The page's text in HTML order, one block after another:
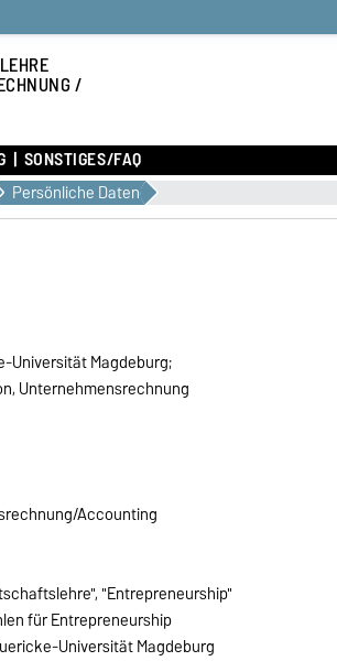
/
SONSTIGES/FAQ
Persönliche Daten
Universität Magdeburg;
Unternehmensrechnung
Accounting
"Entrepreneurship"
für Entrepreneurship
Universität Magdeburg